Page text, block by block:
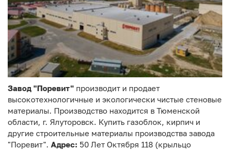
Завод "Поревит" производит и продает
высокотехнологичные и экологически чистые стеновые
материалы. Производство находится в Тюменской
области, г. Ялуторовск. Купить газоблок, кирпич и
другие строительные материалы производства завода
"Поревит". Адрес: 50 Лет Октября 118 (крыльцо